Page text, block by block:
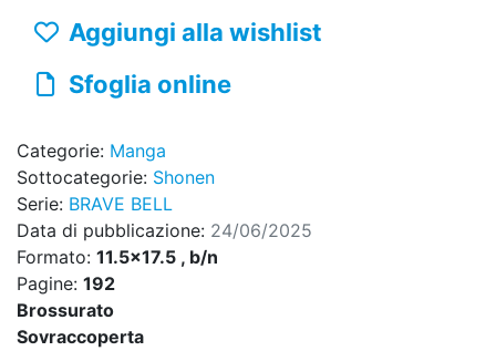
Aggiungi alla wishlist
Sfoglia online
Categorie: Manga
Sottocategorie: Shonen
Serie: BRAVE BELL
Data di pubblicazione: 24/06/2025
Formato: 11.5x17.5 , b/n
Pagine: 192
Brossurato
Sovraccoperta